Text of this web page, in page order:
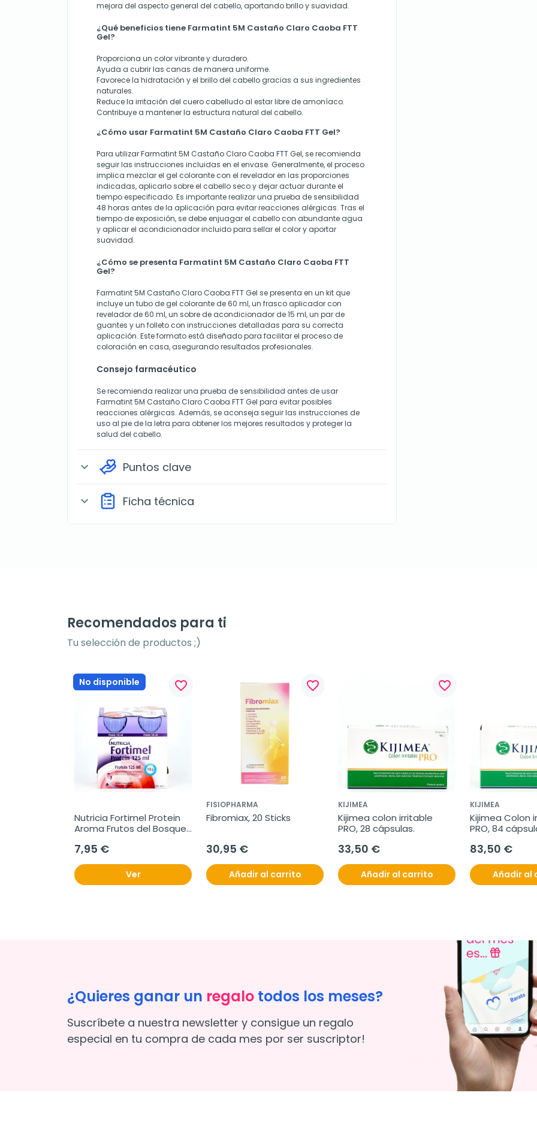
mejora del aspecto general del cabello, aportando brillo y suavidad.
¿Qué beneficios tiene Farmatint 5M Castaño Claro Caoba FTT
Gel?
Proporciona un color vibrante y duradero.
Ayuda a cubrir las canas de manera uniforme.
Favorece la hidratación y el brillo del cabello gracias a sus ingredientes
naturales.
Reduce la irritación del cuero cabelludo al estar libre de amoníaco.
Contribuye a mantener la estructura natural del cabello.
¿Cómo usar Farmatint 5M Castaño Claro Caoba FTT Gel?
Para utilizar Farmatint 5M Castaño Claro Caoba FTT Gel, se recomienda
seguir las instrucciones incluidas en el envase. Generalmente, el proceso
implica mezclar el gel colorante con el revelador en las proporciones
indicadas, aplicarlo sobre el cabello seco y dejar actuar durante el
tiempo especificado. Es importante realizar una prueba de sensibilidad
48 horas antes de la aplicación para evitar reacciones alérgicas. Tras el
tiempo de exposición, se debe enjuagar el cabello con abundante agua
y aplicar el acondicionador incluido para sellar el color y aportar
suavidad.
¿Cómo se presenta Farmatint 5M Castaño Claro Caoba FTT
Gel?
Farmatint 5M Castaño Claro Caoba FTT Gel se presenta en un kit que
incluye un tubo de gel colorante de 60 ml, un frasco aplicador con
revelador de 60 ml, un sobre de acondicionador de 15 ml, un par de
guantes y un folleto con instrucciones detalladas para su correcta
aplicación. Este formato está diseñado para facilitar el proceso de
coloración en casa, asegurando resultados profesionales.
Consejo farmacéutico
Se recomienda realizar una prueba de sensibilidad antes de usar
Farmatint 5M Castaño Claro Caoba FTT Gel para evitar posibles
reacciones alérgicas. Además, se aconseja seguir las instrucciones de
uso al pie de la letra para obtener los mejores resultados y proteger la
salud del cabello.
expand_more Puntos clave
expand_more Ficha técnica
Recomendados para ti
Tu selección de productos ;)
No disponible favorite_border
Nutricia Fortimel Protein
Aroma Frutos del Bosque,
7,95 €
Ver
favorite_border
FISIOPHARMA
Fibromiax, 20 Sticks
30,95 €
Añadir al carrito
favorite_border
KIJIMEA
Kijimea colon irritable
PRO, 28 cápsulas.
33,50 €
Añadir al carrito
KIJIMEA
Kijimea Colon
PRO, 84
83,50 €
Añadir al
¿Quieres ganar un regalo todos los meses?
Suscríbete a nuestra newsletter y consigue un regalo
especial en tu compra de cada mes por ser suscriptor!